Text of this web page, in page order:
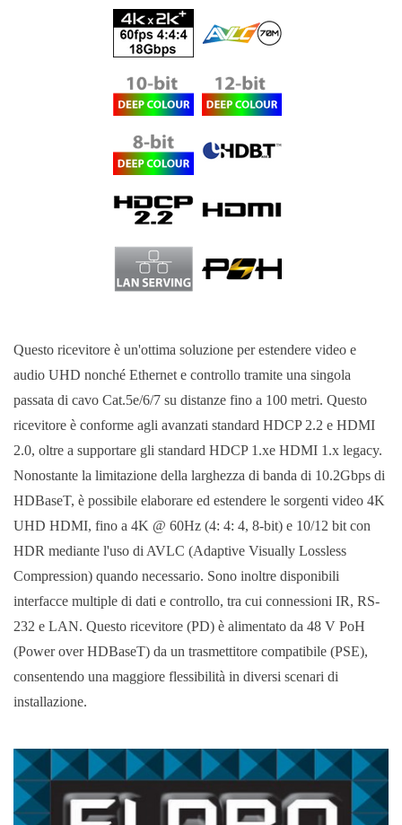
Questo ricevitore è un'ottima soluzione per estendere video e
audio UHD nonché Ethernet e controllo tramite una singola
passata di cavo Cat.5e/6/7 su distanze fino a 100 metri. Questo
ricevitore è conforme agli avanzati standard HDCP 2.2 e HDMI
2.0, oltre a supportare gli standard HDCP 1.xe HDMI 1.x legacy.
Nonostante la limitazione della larghezza di banda di 10.2Gbps di
HDBaseT, è possibile elaborare ed estendere le sorgenti video 4K
UHD HDMI, fino a 4K @ 60Hz (4: 4: 4, 8-bit) e 10/12 bit con
HDR mediante l'uso di AVLC (Adaptive Visually Lossless
Compression) quando necessario. Sono inoltre disponibili
interfacce multiple di dati e controllo, tra cui connessioni IR, RS-
232 e LAN. Questo ricevitore (PD) è alimentato da 48 V PoH
(Power over HDBaseT) da un trasmettitore compatibile (PSE),
consentendo una maggiore flessibilità in diversi scenari di
installazione.